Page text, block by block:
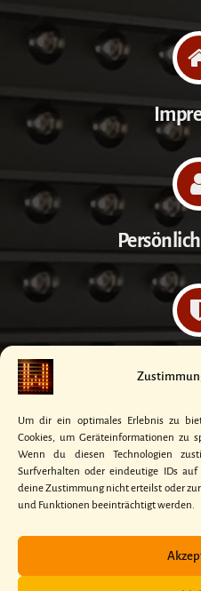
Um dir ein optimales Erlebnis zu
Cookies, um Geräteinformationen zu
Wenn du diesen Technologien
Surfverhalten oder eindeutige IDs
deine Zustimmung nicht erteilst oder
und Funktionen beeinträchtigt werden.